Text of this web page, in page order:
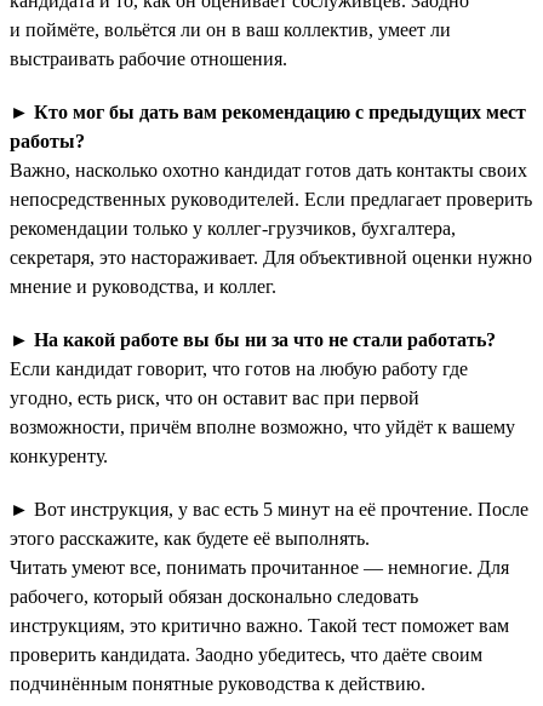
и поймёте, вольётся ли он в ваш коллектив, умеет ли
выстраивать рабочие отношения.
► Кто мог бы дать вам рекомендацию с предыдущих мест
работы?
Важно, насколько охотно кандидат готов дать контакты своих
непосредственных руководителей. Если предлагает проверить
рекомендации только у коллег-грузчиков, бухгалтера,
секретаря, это настораживает. Для объективной оценки нужно
мнение и руководства, и коллег.
► На какой работе вы бы ни за что не стали работать?
Если кандидат говорит, что готов на любую работу где
угодно, есть риск, что он оставит вас при первой
возможности, причём вполне возможно, что уйдёт к вашему
конкуренту.
► Вот инструкция, у вас есть 5 минут на её прочтение. После
этого расскажите, как будете её выполнять.
Читать умеют все, понимать прочитанное — немногие. Для
рабочего, который обязан досконально следовать
инструкциям, это критично важно. Такой тест поможет вам
проверить кандидата. Заодно убедитесь, что даёте своим
подчинённым понятные руководства к действию.